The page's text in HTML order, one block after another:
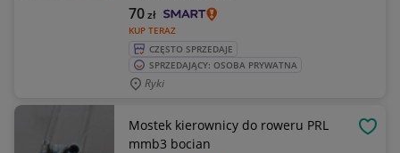
KUP TERAZ
70zł
CZĘSTO SPRZEDAJE
SPRZEDAJĄCY: OSOBA PRYWATNA
Ryki
Mostek kierownicy do roweru PRL
mmb3 bocian